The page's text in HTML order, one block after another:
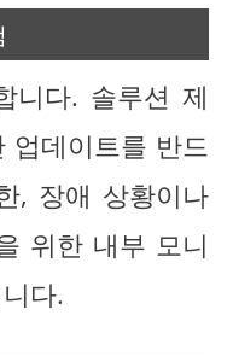
니다. 솔루션 제
업데이트를 반드
, 장애 상황이나
위한 내부 모니
다.